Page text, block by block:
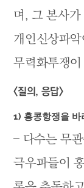
며, 그 본사
개인신상파
무력화투쟁
<질의, 응답>
1) 홍콩항쟁을
– 다수는 무
극우파들이